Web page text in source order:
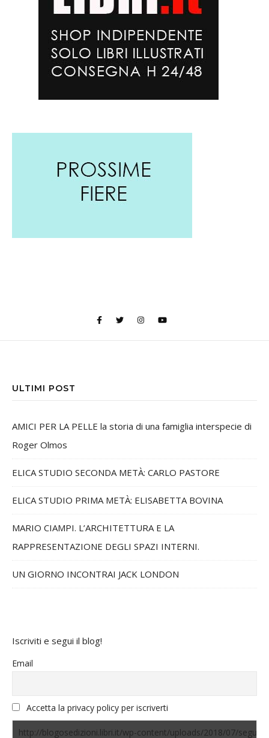
ULTIMI POST
AMICI PER LA PELLE la storia di una famiglia interspecie di
Roger Olmos
ELICA STUDIO SECONDA METÀ: CARLO PASTORE
ELICA STUDIO PRIMA METÀ: ELISABETTA BOVINA
MARIO CIAMPI. L’ARCHITETTURA E LA
RAPPRESENTAZIONE DEGLI SPAZI INTERNI.
UN GIORNO INCONTRAI JACK LONDON
Iscriviti e segui il blog!
Email
Accetta la privacy policy per iscriverti